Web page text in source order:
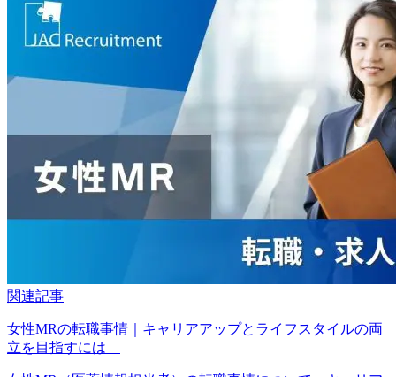
関連記事
女性MRの転職事情｜キャリアアップとライフスタイルの両
立を目指すには